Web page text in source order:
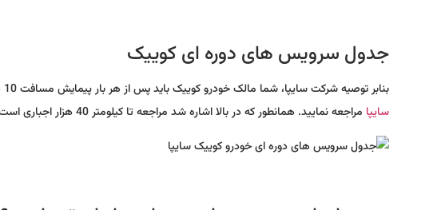
جدول سرویس های دوره ای کوییک
بنابر توصیه شرکت سایپا، شما مالک خودرو کوییک باید پس از هر بار پیمایش مسافت 10 هزار کیلومتر برای انجام سرویس های دوره ای به یکی از
سایپا مراجعه نمایید. همانطور که در بالا اشاره شد مراجعه تا کیلومتر 40 هزار اجباری است و در صورت عدم مراجعه، گارانتی خودرو شما لغو می شود.